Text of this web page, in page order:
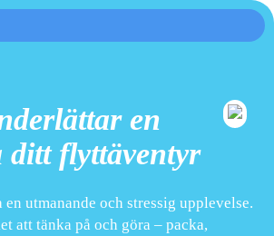
en
flyttäventyr
utmanande och stressig upplevelse.
att tänka på och göra – packa,